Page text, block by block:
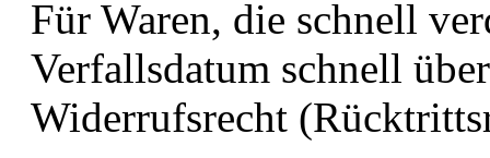
Für Waren, die schnell
Verfallsdatum schnell
Widerrufsrecht